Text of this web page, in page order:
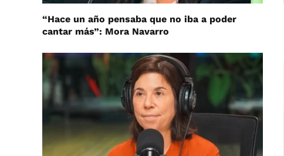
“Hace un año pensaba que no iba a poder
cantar más”: Mora Navarro